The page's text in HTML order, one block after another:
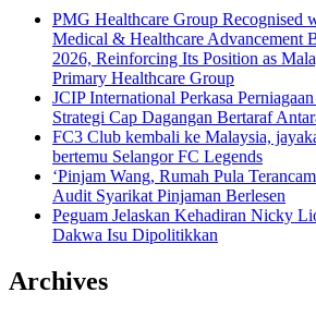
PMG Healthcare Group Recognised
Medical & Healthcare Advancement
2026, Reinforcing Its Position as
Primary Healthcare Group
JCIP International Perkasa
Strategi Cap Dagangan Bertaraf
FC3 Club kembali ke Malaysia,
bertemu Selangor FC Legends
‘Pinjam Wang, Rumah Pula
Audit Syarikat Pinjaman Berlesen
Peguam Jelaskan Kehadiran Nicky
Dakwa Isu Dipolitikkan
Archives